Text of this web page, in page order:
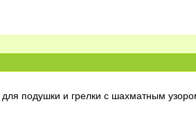
подушки и грелки с шахматным